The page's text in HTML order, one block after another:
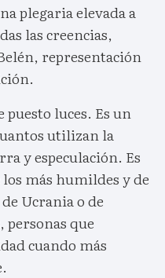
plegaria elevada a
las creencias,
representación
puesto luces. Es un
utilizan la
y especulación. Es
más humildes y de
Ucrania o de
que
cuando más